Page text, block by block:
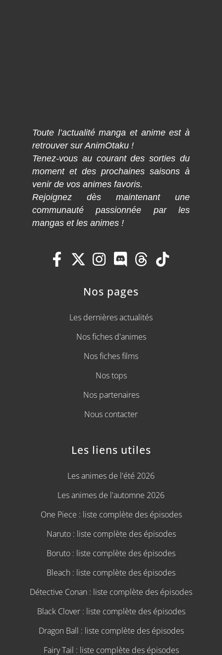
Toute l’actualité manga et anime est à
retrouver sur AnimOtaku !
Tenez-vous au courant des sorties du
moment et des prochaines saisons à
venir de vos animes favoris.
Rejoignez dès maintenant une
communauté passionnée par les
mangas et les animes !
Nos pages
Les dernières actualités
Nos fiches d'animes
Nos fiches films
Nos tops
Nos partenaires
Nous contacter
Les liens utiles
Les animes de l'été 2026
Les animes de l'automne 2026
One Piece : liste complète des épisodes
Naruto : liste complète des épisodes
Boruto : liste complète des épisodes
Bleach : liste complète des épisodes
Détective Conan : liste complète des épisodes
Black Clover : liste complète des épisodes
Dragon Ball : liste complète des épisodes
Fairy Tail : liste complète des épisodes